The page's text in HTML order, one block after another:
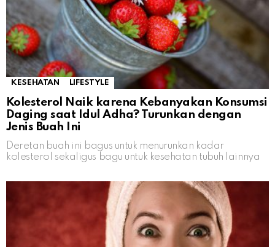
KESEHATAN LIFESTYLE
Kolesterol Naik karena Kebanyakan Konsumsi
Daging saat Idul Adha? Turunkan dengan
Jenis Buah Ini
Deretan buah ini bagus untuk menurunkan kadar
kolesterol sekaligus bagu untuk kesehatan tubuh lainnya